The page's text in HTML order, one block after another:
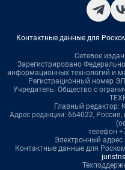
Контактные данные для
Сетевое
Зарегистрировано
информационных технологий и
Регистрационный номер
Учредитель: Общество с
Главный редактор:
Адрес редакции: 664022, Россия,
телефон
Электронный адрес
Контактные данные для